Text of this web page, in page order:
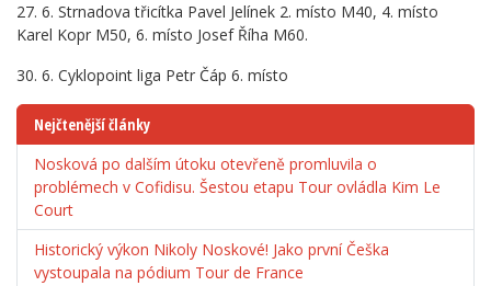
27. 6. Strnadova třicítka Pavel Jelínek 2. místo M40, 4. místo
Karel Kopr M50, 6. místo Josef Říha M60.
30. 6. Cyklopoint liga Petr Čáp 6. místo
Nejčtenější články
Nosková po dalším útoku otevřeně promluvila o
problémech v Cofidisu. Šestou etapu Tour ovládla Kim Le
Court
Historický výkon Nikoly Noskové! Jako první Češka
vystoupala na pódium Tour de France